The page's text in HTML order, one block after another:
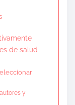
de salud
y